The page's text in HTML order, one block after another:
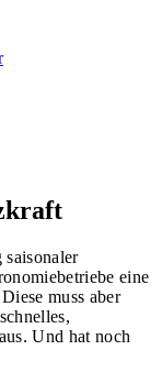
eine
muss aber
Und hat noch